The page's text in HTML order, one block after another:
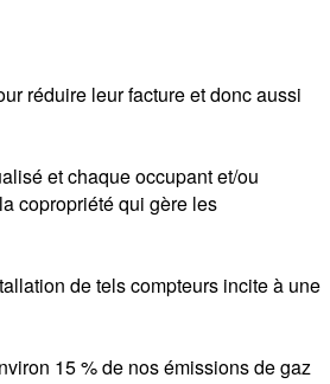
réduire leur facture et donc aussi
et chaque occupant et/ou
copropriété qui gère les
de tels compteurs incite à une
15 % de nos émissions de gaz